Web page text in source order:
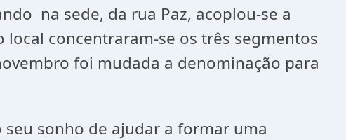
na sede, da rua Paz, acoplou-se a
concentraram-se os três segmentos
foi mudada a denominação para
sonho de ajudar a formar uma